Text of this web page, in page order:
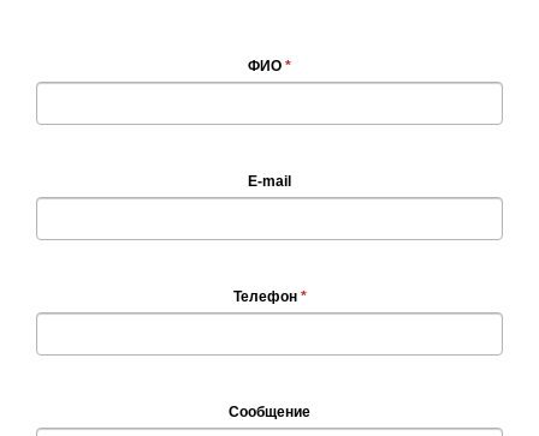
ФИО *
E-mail
Телефон *
Сообщение